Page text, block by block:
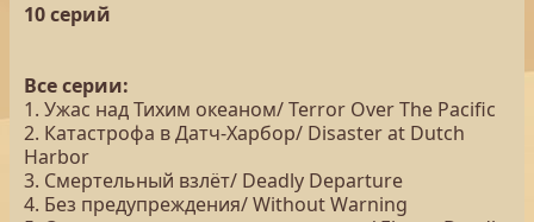
10 серий
Все серии:
1. Ужас над Тихим океаном/ Terror Over The Pacific
2. Катастрофа в Датч-Харбор/ Disaster at Dutch
Harbor
3. Смертельный взлёт/ Deadly Departure
4. Без предупреждения/ Without Warning